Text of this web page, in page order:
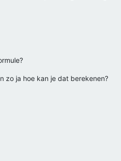
zo ja hoe kan je dat berekenen?